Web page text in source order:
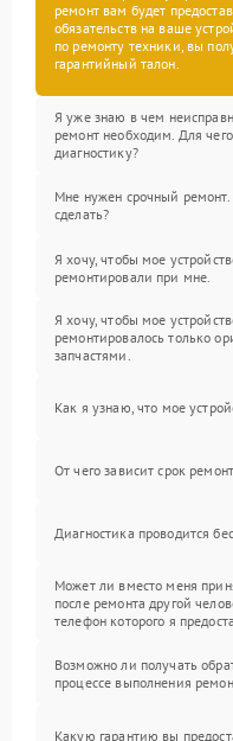
ремонт вам будет
обязательств на ваше
по ремонту техники, вы
гарантийный талон.
Я уже знаю в чем
ремонт необходим. Для
диагностику?
Мне нужен срочный
сделать?
Я хочу, чтобы мое
ремонтировали при мне.
Я хочу, чтобы мое
ремонтировалось только
запчастями.
Как я узнаю, что мое
От чего зависит срок
Диагностика проводится
Может ли вместо меня
после ремонта другой
телефон которого я
Возможно ли получать
процессе выполнения
Какую гарантию вы